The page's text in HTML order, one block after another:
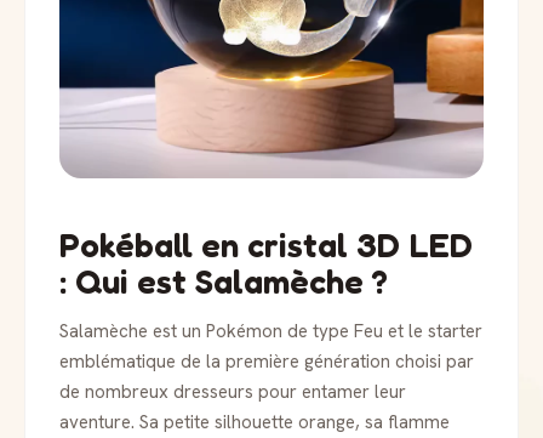
Pokéball en cristal 3D LED
: Qui est Salamèche ?
Salamèche est un Pokémon de type Feu et le starter
emblématique de la première génération choisi par
de nombreux dresseurs pour entamer leur
aventure. Sa petite silhouette orange, sa flamme